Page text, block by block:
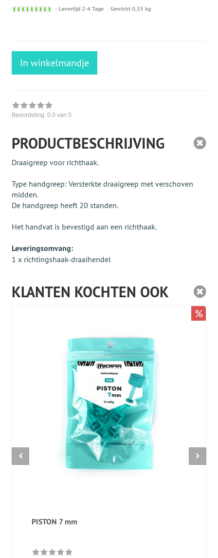
Sofort
Levertijd 2-4 Tage Gewicht 0,35 kg
In winkelmandje
Beoordeling: 0.0 van 5
PRODUCTBESCHRIJVING
Draaigreep voor richthaak.
Type handgreep: Versterkte draaigreep met verschoven
midden.
De handgreep heeft 20 standen.
Het handvat is bevestigd aan een richthaak.
Leveringsomvang:
1 x richtingshaak-draaihendel
KLANTEN KOCHTEN OOK
PISTON 7 mm
%